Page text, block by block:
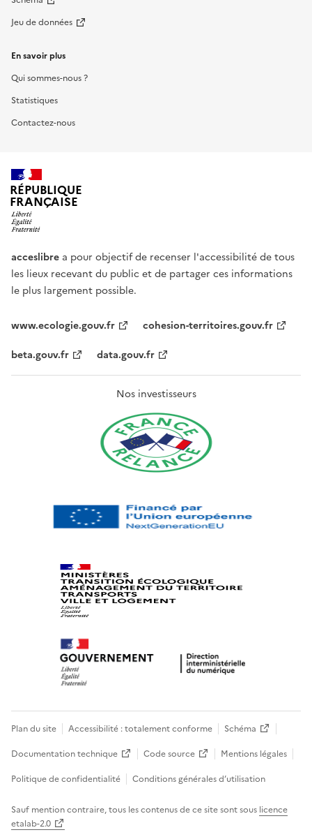
Jeu de données
En savoir plus
Qui sommes-nous ?
Statistiques
Contactez-nous
RÉPUBLIQUE
FRANÇAISE
acceslibre a pour objectif de recenser l'accessibilité de tous
les lieux recevant du public et de partager ces informations
le plus largement possible.
www.ecologie.gouv.fr
cohesion-territoires.gouv.fr
beta.gouv.fr
data.gouv.fr
Nos investisseurs
Plan du site Accessibilité : totalement conforme
Schéma
Documentation technique
Code source
Mentions légales
Politique de confidentialité
Conditions générales d’utilisation
Sauf mention contraire, tous les contenus de ce site sont sous licence
etalab-2.0